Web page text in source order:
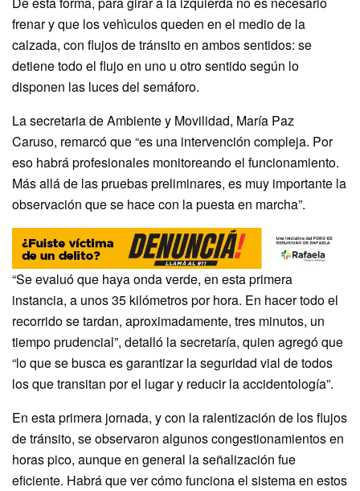
frenar y que los vehìculos queden en el medio de la
calzada, con flujos de tránsito en ambos sentidos: se
detiene todo el flujo en uno u otro sentido según lo
disponen las luces del semáforo.
La secretaria de Ambiente y Movilidad, María Paz
Caruso, remarcó que “es una intervención compleja. Por
eso habrá profesionales monitoreando el funcionamiento.
Más allá de las pruebas preliminares, es muy importante la
observación que se hace con la puesta en marcha”.
“Se evaluó que haya onda verde, en esta primera
instancia, a unos 35 kilómetros por hora. En hacer todo el
recorrido se tardan, aproximadamente, tres minutos, un
tiempo prudencial”, detalló la secretaría, quien agregó que
“lo que se busca es garantizar la seguridad vial de todos
los que transitan por el lugar y reducir la accidentología”.
En esta primera jornada, y con la ralentización de los flujos
de tránsito, se observaron algunos congestionamientos en
horas pico, aunque en general la señalización fue
eficiente. Habrá que ver cómo funciona el sistema en estos